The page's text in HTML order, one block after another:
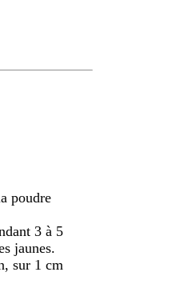
poudre
3 à 5
jaunes.
sur 1 cm